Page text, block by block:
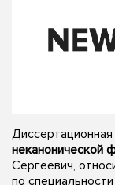
неканонической
Сергеевич,
по